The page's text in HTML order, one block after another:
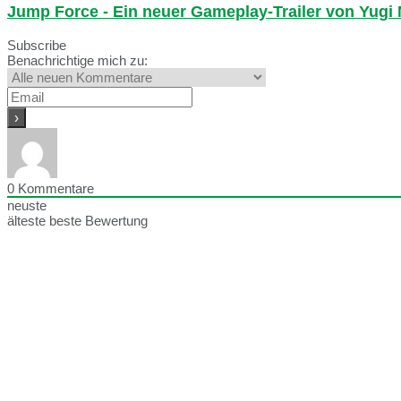
Jump Force - Ein neuer Gameplay-Trailer von Yugi
Subscribe
Benachrichtige mich zu:
0 Kommentare
neuste
älteste beste Bewertung